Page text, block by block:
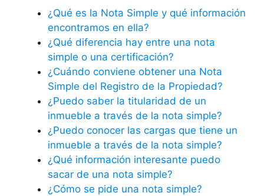
¿Qué es la Nota Simple y qué información
encontramos en ella?
¿Qué diferencia hay entre una nota
simple o una certificación?
¿Cuándo conviene obtener una Nota
Simple del Registro de la Propiedad?
¿Puedo saber la titularidad de un
inmueble a través de la nota simple?
¿Puedo conocer las cargas que tiene un
inmueble a través de la nota simple?
¿Qué información interesante puedo
sacar de una nota simple?
¿Cómo se pide una nota simple?